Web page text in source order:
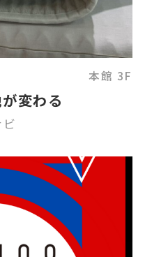
本館 3F
変わる